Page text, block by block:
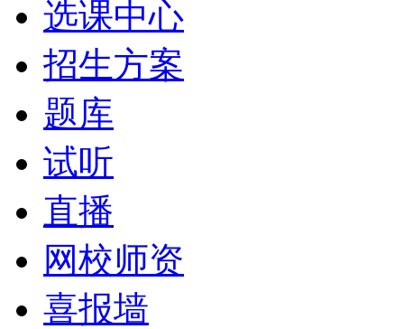
选课中心
招生方案
题库
试听
直播
网校师资
喜报墙